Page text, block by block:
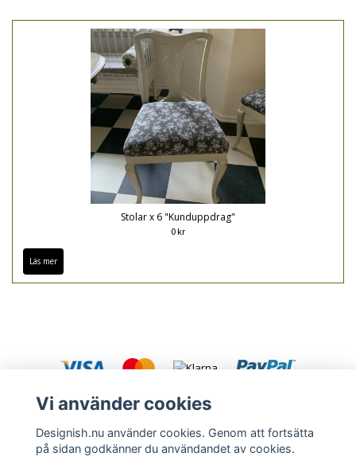
Stolar x 6 "Kunduppdrag"
0 kr
Läs mer
Vi använder cookies
Designish.nu använder cookies. Genom att fortsätta
på sidan godkänner du användandet av cookies.